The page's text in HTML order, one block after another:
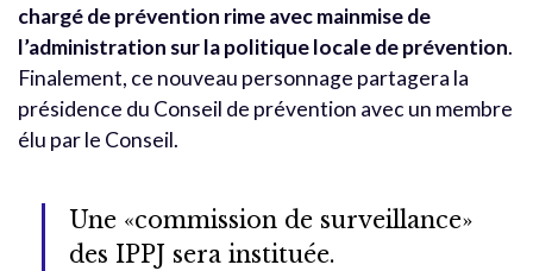
chargé de prévention rime avec mainmise de
l’administration sur la politique locale de prévention.
Finalement, ce nouveau personnage partagera la
présidence du Conseil de prévention avec un membre
élu par le Conseil.
Une «commission de surveillance»
des IPPJ sera instituée.